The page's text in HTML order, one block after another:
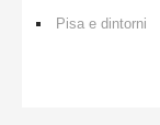
Pisa e dintorni